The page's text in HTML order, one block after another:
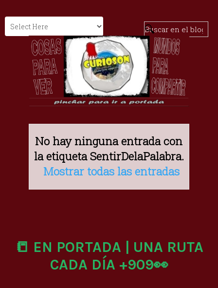
No hay ninguna entrada con
la etiquetaSentirDelaPalabra.
Mostrar todas las entradas
📒 EN PORTADA | UNA RUTA
CADA DÍA +909👀